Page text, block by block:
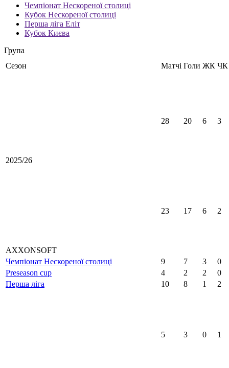
Чемпіонат Нескореної столиці
Кубок Нескореної столиці
Перша ліга Еліт
Кубок Києва
Група
Сезон
Матчі Голи ЖК ЧК
2025/26
28 20 6 3
AXXONSOFT
23 17 6 2
Чемпіонат Нескореної столиці 9 7 3
0
Preseason cup
4 2 2
0
Перша ліга
10 8 1 2
5 3 0 1